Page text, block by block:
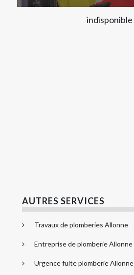
indisponible
AUTRES SERVICES
Travaux de plomberies Allonne
Entreprise de plomberie Allonne
Urgence fuite plomberie Allonne